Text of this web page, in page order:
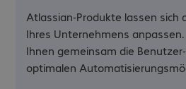
Atlassian-Produkte lassen sich
Ihres Unternehmens
Ihnen gemeinsam die
optimalen